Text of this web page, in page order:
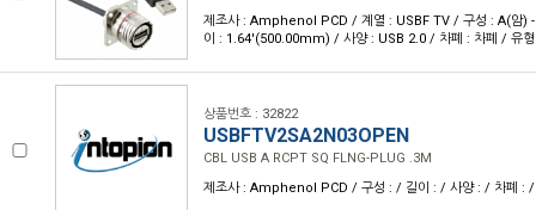
제조사 : Amphenol PCD / 계열 : USBF TV / 구성 : A(암)
이 : 1.64'(500.00mm) / 사양 : USB 2.0 / 차폐 : 차폐 / 유형
상품번호 : 32822
USBFTV2SA2N03OPEN
CBL USB A RCPT SQ FLNG-PLUG .3M
제조사 : Amphenol PCD / 구성 : / 길이 : / 사양 : / 차폐 : /